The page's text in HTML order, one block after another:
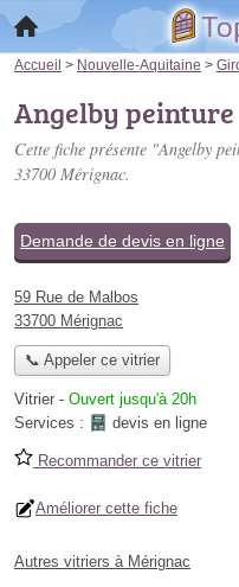
Accueil > Nouvelle-Aquitaine >
Angelby peinture
Cette fiche présente "Angelby
33700 Mérignac.
Demande de devis en ligne
59 Rue de Malbos
33700 Mérignac
📞 Appeler ce vitrier
Vitrier - Ouvert jusqu'à 20h
Services :
devis en ligne
Recommander ce vitrier
Améliorer cette fiche
Autres vitriers à Mérignac